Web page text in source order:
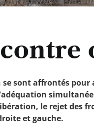
se sont affrontés
le rejet des
et gauche.